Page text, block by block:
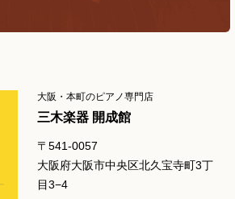
大阪・本町のピアノ専門店
三木楽器 開成館
〒541-0057
大阪府大阪市中央区北久宝寺町3丁
目3−4